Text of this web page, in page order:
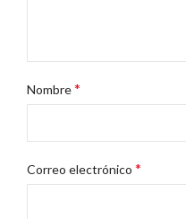
Nombre*
Correo electrónico *